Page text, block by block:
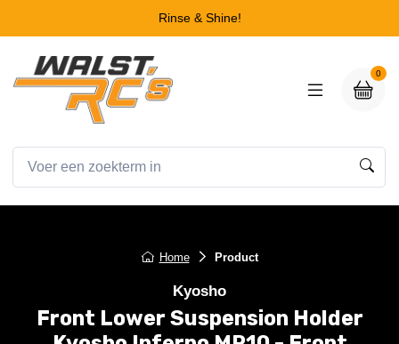
Rinse & Shine!
0
Home Product
Kyosho
Front Lower Suspension Holder